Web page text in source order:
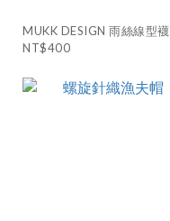
MUKK DESIGN 雨絲線型襪
NT$400